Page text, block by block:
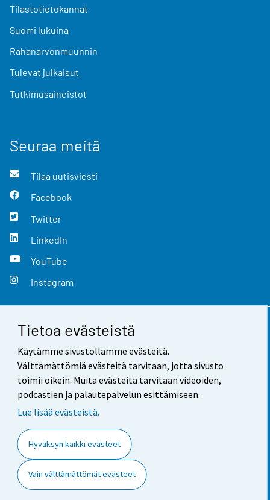
Tietoa evästeistä
Käytämme sivustollamme evästeitä.
Välttämättömiä evästeitä tarvitaan, jotta sivusto
toimii oikein. Muita evästeitä tarvitaan videoiden,
podcastien ja palautepalvelun esittämiseen.
Lue lisää evästeistä.
Hyväksyn kaikki evästeet
Vain välttämättömät evästeet
Tilastotietokannat
Suomi lukuina
Rahanarvonmuunnin
Tulevat julkaisut
Tutkimusaineistot
Seuraa meitä
Tilaa uutisviesti
Facebook
Twitter
LinkedIn
YouTube
Instagram
Yhteystiedot
Palaute
Käyttöehdot
Saavutettavuus
Tietoa sivustosta
Evästeasetukset